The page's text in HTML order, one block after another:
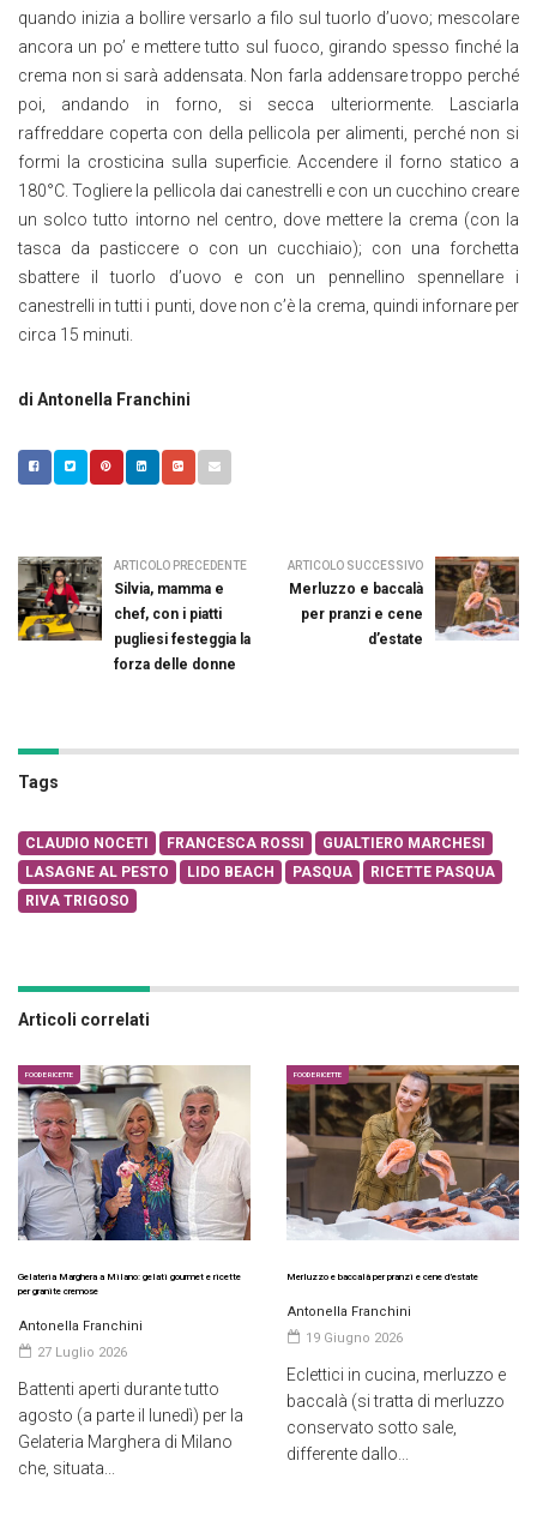
quando inizia a bollire versarlo a filo sul tuorlo d’uovo; mescolare
ancora un po’ e mettere tutto sul fuoco, girando spesso finché la
crema non si sarà addensata. Non farla addensare troppo perché
poi, andando in forno, si secca ulteriormente. Lasciarla
raffreddare coperta con della pellicola per alimenti, perché non si
formi la crosticina sulla superficie. Accendere il forno statico a
180°C. Togliere la pellicola dai canestrelli e con un cucchino creare
un solco tutto intorno nel centro, dove mettere la crema (con la
tasca da pasticcere o con un cucchiaio); con una forchetta
sbattere il tuorlo d’uovo e con un pennellino spennellare i
canestrelli in tutti i punti, dove non c’è la crema, quindi infornare per
circa 15 minuti.
di Antonella Franchini
ARTICOLO PRECEDENTE
Silvia, mamma e
chef, con i piatti
pugliesi festeggia la
forza delle donne
ARTICOLO SUCCESSIVO
Merluzzo e baccalà
per pranzi e cene
d’estate
Tags
CLAUDIO NOCETI FRANCESCA ROSSI
GUALTIERO MARCHESI
LASAGNE AL PESTO
LIDO BEACH PASQUA
RICETTE PASQUA
RIVA TRIGOSO
Articoli correlati
FOOD E RICETTE
Gelateria Marghera a Milano: gelati gourmet e ricette
per granite cremose
Antonella Franchini
27 Luglio 2026
Battenti aperti durante tutto
agosto (a parte il lunedì) per la
Gelateria Marghera di Milano
che, situata...
FOOD E RICETTE
Merluzzo e baccalà per pranzi e cene d’estate
Antonella Franchini
19 Giugno 2026
Eclettici in cucina, merluzzo e
baccalà (si tratta di merluzzo
conservato sotto sale,
differente dallo...